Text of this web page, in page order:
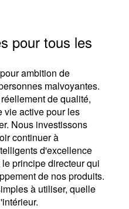
pour tous les
ambition de
malvoyantes.
de qualité,
vie active pour les
Nous investissons
continuer à
d'excellence
principe directeur qui
de nos produits.
à utiliser, quelle